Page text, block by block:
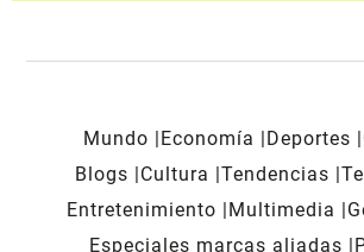
Mundo Economía Deportes
Blogs
Cultura Tendencias
Entretenimiento
Multimedia
Especiales marcas aliadas